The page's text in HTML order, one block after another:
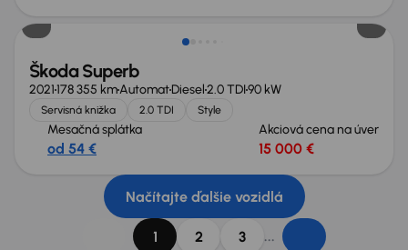
Škoda Superb
2021178 355 kmAutomatDiesel2.0 TDI90 kW
Servisná knižka 2.0 TDI Style
Mesačná splátka
od 54 €
Akciová cena na úver
15 000 €
Načítajte ďalšie vozidlá
1 2 3 ...